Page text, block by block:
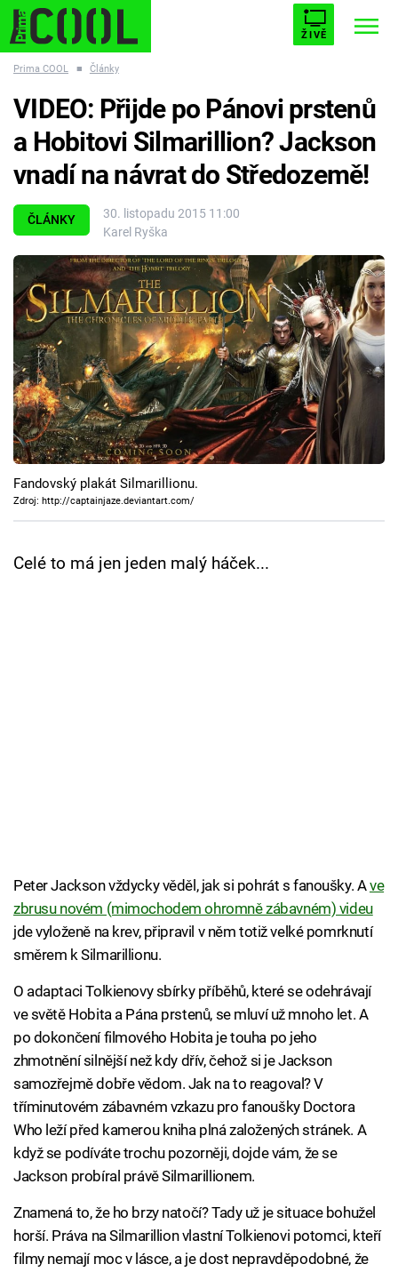
ŽIVĚ
ESCAPE PLNEJ KOTEL AVENGERS 5
Témata
Filmy
Seriály
Hry
Cool Esport
Pořady
TV Program
Prima COOL ■ Články
ČLÁNKY
30. listopadu 2015 11:00
Karel Ryška
VIDEO: Přijde po Pánovi prstenů
a Hobitovi Silmarillion? Jackson
vnadí na návrat do Středozemě!
Fandovský plakát Silmarillionu.
Zdroj: http://captainjaze.deviantart.com/
Celé to má jen jeden malý háček...
Peter Jackson vždycky věděl, jak si pohrát s fanoušky. Ave
zbrusu novém (mimochodem ohromně zábavném) videu
jde vyloženě na krev, připravil v něm totiž velké pomrknutí
směrem k Silmarillionu.
O adaptaci Tolkienovy sbírky příběhů, které se odehrávají
ve světě Hobita a Pána prstenů, se mluví už mnoho let. A
po dokončení filmového Hobita je touha po jeho
zhmotnění silnější než kdy dřív, čehož si je Jackson
samozřejmě dobře vědom. Jak na to reagoval? V
tříminutovém zábavném vzkazu pro fanoušky Doctora
Who leží před kamerou kniha plná založených stránek. A
když se podíváte trochu pozorněji, dojde vám, že se
Jackson probíral právě Silmarillionem.
Znamená to, že ho brzy natočí? Tady už je situace bohužel
horší. Práva na Silmarillion vlastní Tolkienovi potomci, kteří
filmy nemají moc v lásce, a je dost nepravděpodobné, že